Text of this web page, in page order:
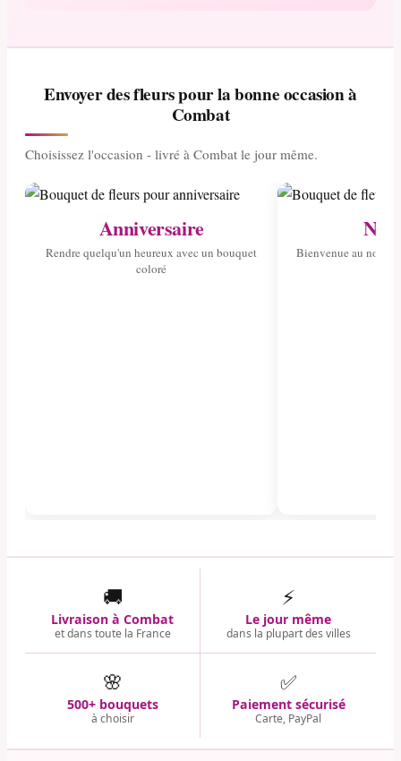
Envoyer des fleurs pour la bonne occasion à
Combat
Choisissez l'occasion - livré à Combat le jour même.
Anniversaire
Rendre quelqu'un heureux avec un bouquet
coloré
Bienvenue au
🚚
Livraison à Combat
et dans toute la France
⚡
Le jour même
dans la plupart des villes
🌸
500+ bouquets
à choisir
✅
Paiement sécurisé
Carte, PayPal